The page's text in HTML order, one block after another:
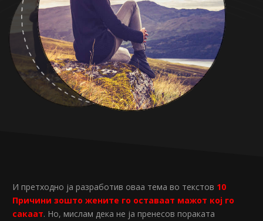
И претходно ја разработив оваа тема во текстов 10
Причини зошто жените го оставаат мажот кој го
сакаат. Но, мислам дека не ја пренесов пораката